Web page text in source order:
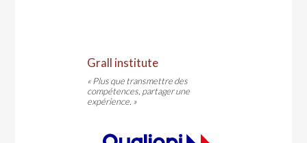
Grall institute
« Plus que transmettre des
compétences, partager une
expérience. »